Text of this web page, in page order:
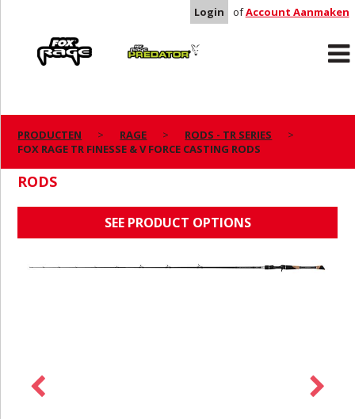
Login ofAccount Aanmaken
Predator
PRODUCTEN RAGE
RODS - TR SERIES
FOX RAGE TR FINESSE & V FORCE CASTING RODS
RODS
SEE PRODUCT OPTIONS